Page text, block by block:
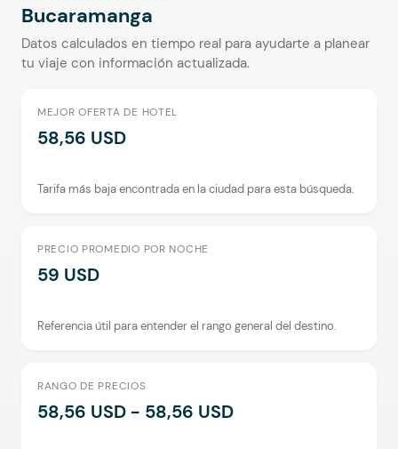
Bucaramanga
Datos calculados en tiempo real para ayudarte a planear
tu viaje con información actualizada.
MEJOR OFERTA DE HOTEL
58,56 USD
Tarifa más baja encontrada en la ciudad para esta búsqueda.
PRECIO PROMEDIO POR NOCHE
59 USD
Referencia útil para entender el rango general del destino.
RANGO DE PRECIOS
58,56 USD - 58,56 USD